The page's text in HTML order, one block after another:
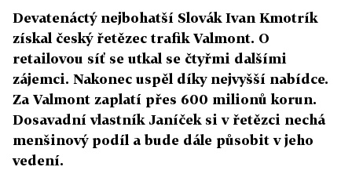
Devatenáctý nejbohatší Slovák Ivan Kmotrík
získal český řetězec trafik Valmont. O
retailovou síť se utkal se čtyřmi dalšími
zájemci. Nakonec uspěl díky nejvyšší nabídce.
Za Valmont zaplatí přes 600 milionů korun.
Dosavadní vlastník Janíček si v řetězci nechá
menšinový podíl a bude dále působit v jeho
vedení.